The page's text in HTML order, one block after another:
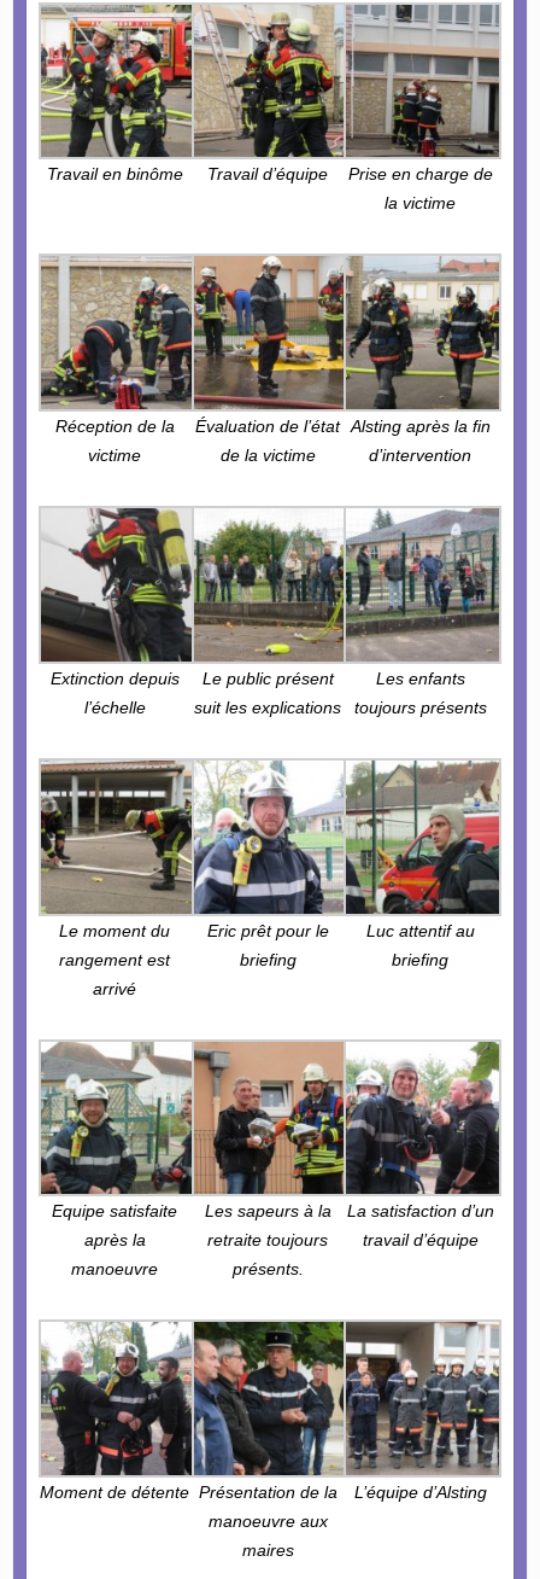
Travail en binôme Travail d’équipe
Prise en charge de
la victime
Réception de la
victime
Évaluation de l’état
de la victime
Alsting après la fin
d’intervention
Extinction depuis
l’échelle
Le public présent
suit les explications
Les enfants
toujours présents
Le moment du
rangement est
arrivé
Eric prêt pour le
briefing
Luc attentif au
briefing
Equipe satisfaite
après la
manoeuvre
Les sapeurs à la
retraite toujours
présents.
La satisfaction d’un
travail d’équipe
Moment de détente Présentation de la
manoeuvre aux
maires
L’équipe d’Alsting